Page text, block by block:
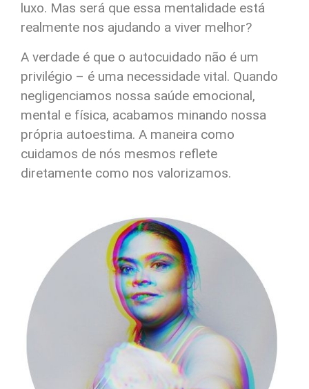
luxo. Mas será que essa mentalidade está
realmente nos ajudando a viver melhor?
A verdade é que o autocuidado não é um
privilégio – é uma necessidade vital. Quando
negligenciamos nossa saúde emocional,
mental e física, acabamos minando nossa
própria autoestima. A maneira como
cuidamos de nós mesmos reflete
diretamente como nos valorizamos.